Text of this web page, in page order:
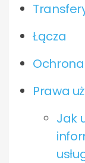
Łącza
Prawa
Jak